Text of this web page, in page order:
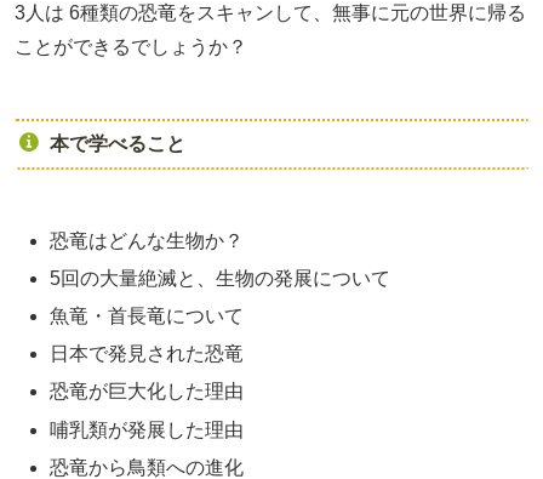
3人は 6種類の恐竜をスキャンして、無事に元の世界に帰る
ことができるでしょうか？
本で学べること
恐竜はどんな生物か？
5回の大量絶滅と、生物の発展について
魚竜・首長竜について
日本で発見された恐竜
恐竜が巨大化した理由
哺乳類が発展した理由
恐竜から鳥類への進化